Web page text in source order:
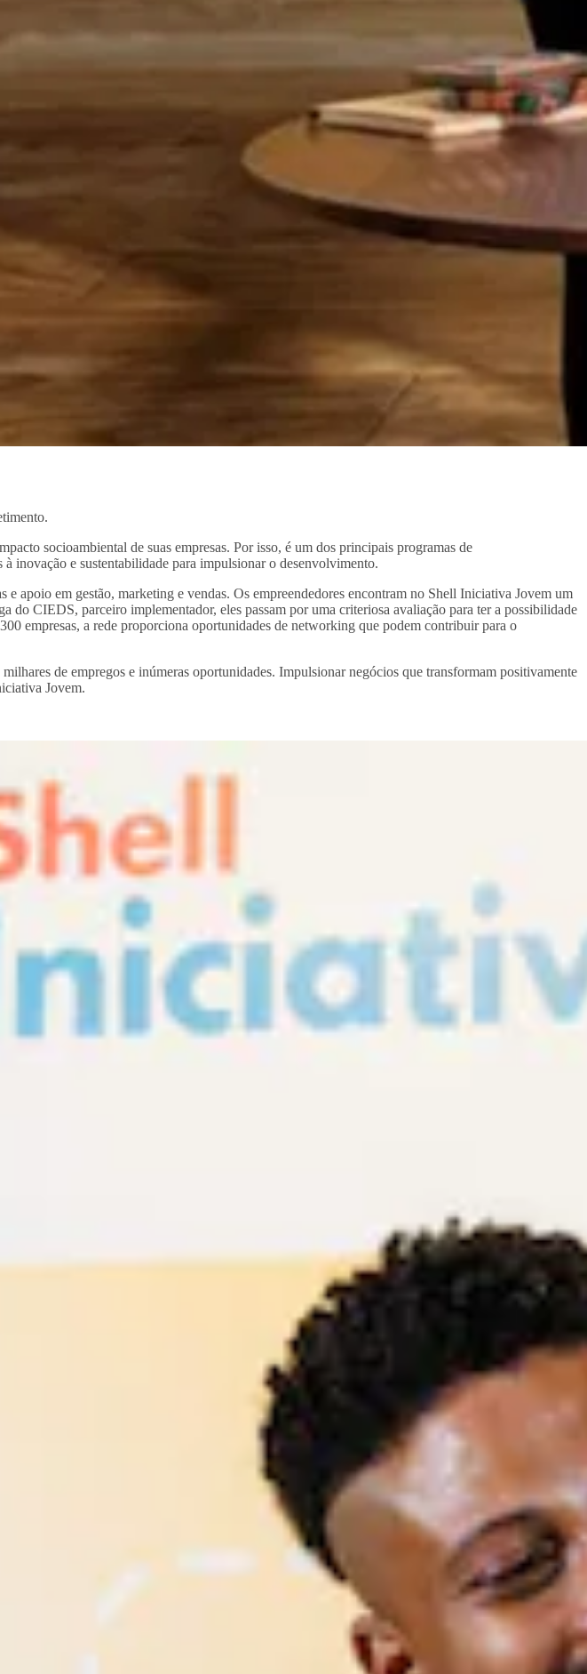
socioambiental de suas empresas. Por isso, é um dos principais programas de
inovação e sustentabilidade para impulsionar o desenvolvimento.
apoio em gestão, marketing e vendas. Os empreendedores encontram no Shell Iniciativa Jovem um
do CIEDS, parceiro implementador, eles passam por uma criteriosa avaliação para ter a possibilidade
empresas, a rede proporciona oportunidades de networking que podem contribuir para o
de empregos e inúmeras oportunidades. Impulsionar negócios que transformam positivamente
Jovem.